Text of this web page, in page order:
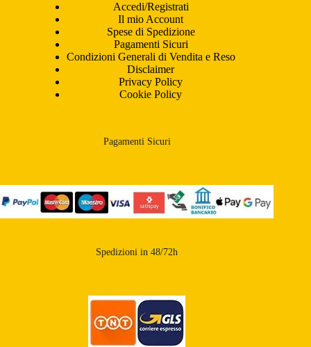
Accedi/Registrati
Il mio Account
Spese di Spedizione
Pagamenti Sicuri
Condizioni Generali di Vendita e Reso
Disclaimer
Privacy Policy
Cookie Policy
Pagamenti Sicuri
Spedizioni in 48/72h